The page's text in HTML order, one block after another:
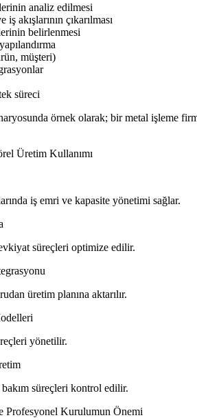
analiz edilmesi
çıkarılması
belirlenmesi
müşteri)
süreci
örnek olarak; bir metal işleme
Üretim Kullanımı
iş emri ve kapasite yönetimi sağlar.
süreçleri optimize edilir.
üretim planına aktarılır.
yönetilir.
süreçleri kontrol edilir.
Profesyonel Kurulumun Önemi